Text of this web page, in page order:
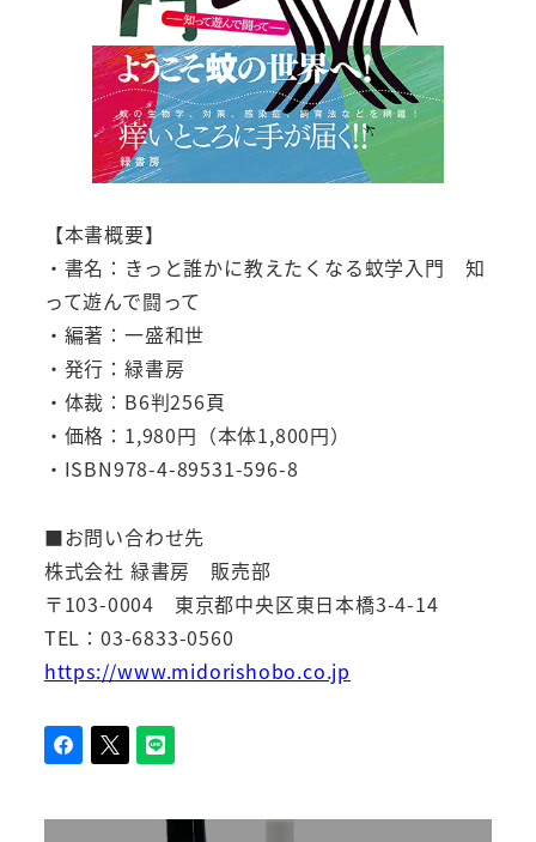
【本書概要】
・書名：きっと誰かに教えたくなる蚊学入門 知
って遊んで闘って
・編著：一盛和世
・発行：緑書房
・体裁：B6判256頁
・価格：1,980円（本体1,800円）
・ISBN978-4-89531-596-8
■お問い合わせ先
株式会社 緑書房 販売部
〒103-0004 東京都中央区東日本橋3-4-14
TEL：03-6833-0560
https://www.midorishobo.co.jp